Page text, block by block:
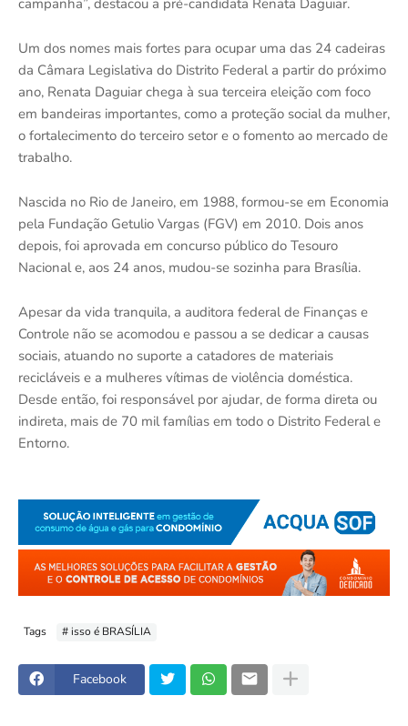
campanha”, destacou a pré-candidata Renata Daguiar.
Um dos nomes mais fortes para ocupar uma das 24 cadeiras
da Câmara Legislativa do Distrito Federal a partir do próximo
ano, Renata Daguiar chega à sua terceira eleição com foco
em bandeiras importantes, como a proteção social da mulher,
o fortalecimento do terceiro setor e o fomento ao mercado de
trabalho.
Nascida no Rio de Janeiro, em 1988, formou-se em Economia
pela Fundação Getulio Vargas (FGV) em 2010. Dois anos
depois, foi aprovada em concurso público do Tesouro
Nacional e, aos 24 anos, mudou-se sozinha para Brasília.
Apesar da vida tranquila, a auditora federal de Finanças e
Controle não se acomodou e passou a se dedicar a causas
sociais, atuando no suporte a catadores de materiais
recicláveis e a mulheres vítimas de violência doméstica.
Desde então, foi responsável por ajudar, de forma direta ou
indireta, mais de 70 mil famílias em todo o Distrito Federal e
Entorno.
Tags # isso é BRASÍLIA
Facebook